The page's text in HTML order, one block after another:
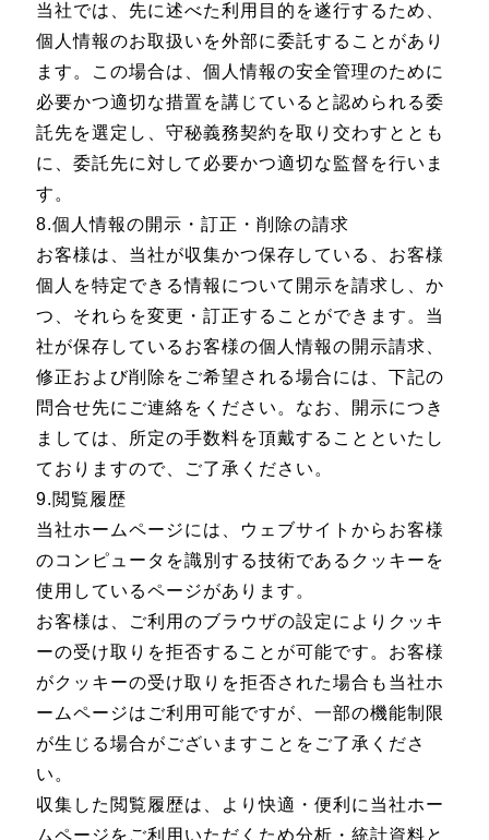
当社では、先に述べた利用目的を遂行するため、
個人情報のお取扱いを外部に委託することがあり
ます。この場合は、個人情報の安全管理のために
必要かつ適切な措置を講じていると認められる委
託先を選定し、守秘義務契約を取り交わすととも
に、委託先に対して必要かつ適切な監督を行いま
す。
8.個人情報の開示・訂正・削除の請求
お客様は、当社が収集かつ保存している、お客様
個人を特定できる情報について開示を請求し、か
つ、それらを変更・訂正することができます。当
社が保存しているお客様の個人情報の開示請求、
修正および削除をご希望される場合には、下記の
問合せ先にご連絡をください。なお、開示につき
ましては、所定の手数料を頂戴することといたし
ておりますので、ご了承ください。
9.閲覧履歴
当社ホームページには、ウェブサイトからお客様
のコンピュータを識別する技術であるクッキーを
使用しているページがあります。
お客様は、ご利用のブラウザの設定によりクッキ
ーの受け取りを拒否することが可能です。お客様
がクッキーの受け取りを拒否された場合も当社ホ
ームページはご利用可能ですが、一部の機能制限
が生じる場合がございますことをご了承くださ
い。
収集した閲覧履歴は、より快適・便利に当社ホー
ムページをご利用いただくため分析・統計資料と